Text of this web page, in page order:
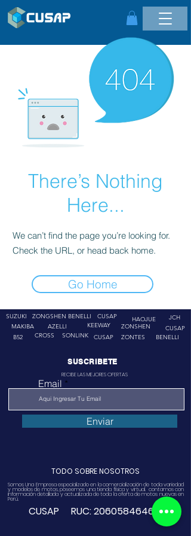
There’s Nothing
Here...
We can’t find the page you’re looking for.
Check the URL, or head back home.
Go Home
SUZUKI
ZONGSHEN
MAKIBA
AZELLI
BENELLI
CUSAP
KEEWAY
B52
CROSS SONLINK CUSAP
HAOJUE
JCH
ZONSHEN
ZONTES
CUSAP
BENELLI
SUSCRIBETE
RECIBE LAS MEJORES OFERTAS
Email
Enviar
TODO SOBRE NOSOTROS
Somos Una Empresa especializado en la comercialización de toda variedad
y modelos de motos, poseemos una tienda física y virtual. contamos con
información detallada y actualizada de toda la oferta de motos nuevas en
Perú.
CUSAP RUC:20605846468